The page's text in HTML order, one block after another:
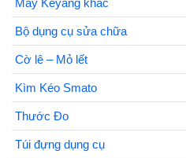
Máy Keyang khác
Bộ dụng cụ sửa chữa
Cờ lê – Mỏ lết
Kìm Kéo Smato
Thước Đo
Túi đựng dụng cụ